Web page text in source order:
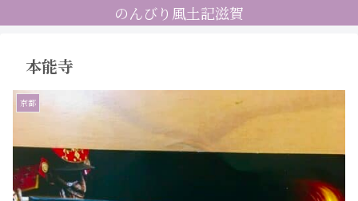
のんびり風土記滋賀
本能寺
京都